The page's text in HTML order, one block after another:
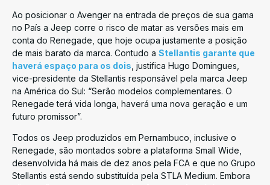
Ao posicionar o Avenger na entrada de preços de sua gama
no País a Jeep corre o risco de matar as versões mais em
conta do Renegade, que hoje ocupa justamente a posição
de mais barato da marca. Contudo a Stellantis garante que
haverá espaço para os dois , justifica Hugo Domingues,
vice-presidente da Stellantis responsável pela marca Jeep
na América do Sul: “Serão modelos complementares. O
Renegade terá vida longa, haverá uma nova geração e um
futuro promissor”.
Todos os Jeep produzidos em Pernambuco, inclusive o
Renegade, são montados sobre a plataforma Small Wide,
desenvolvida há mais de dez anos pela FCA e que no Grupo
Stellantis está sendo substituída pela STLA Medium. Embora